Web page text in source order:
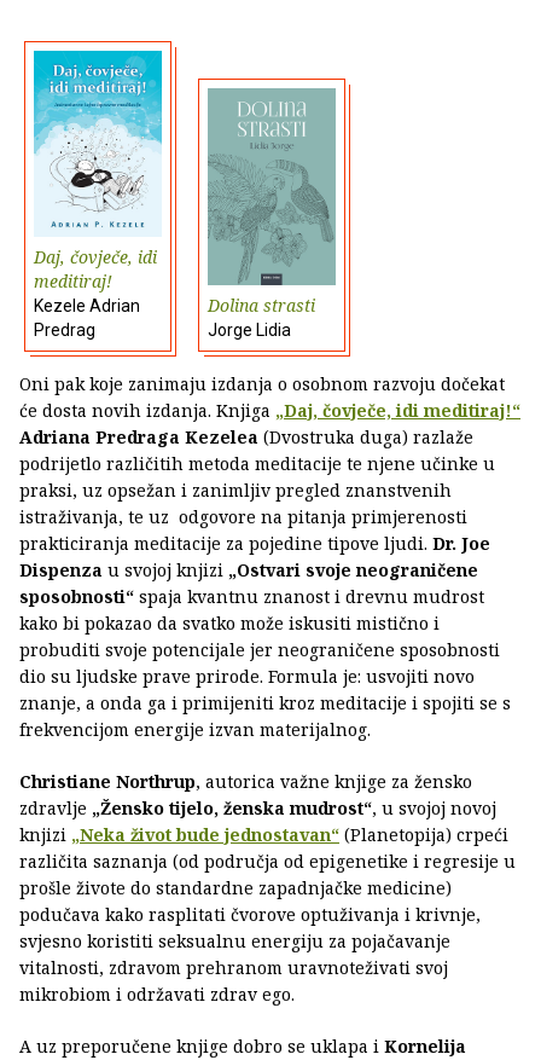
Daj, čovječe, idi
meditiraj!
Kezele Adrian
Predrag
Dolina strasti
Jorge Lidia
Oni pak koje zanimaju izdanja o osobnom razvoju dočekat
će dosta novih izdanja. Knjiga „Daj, čovječe, idi meditiraj!“
Adriana Predraga Kezelea (Dvostruka duga) razlaže
podrijetlo različitih metoda meditacije te njene učinke u
praksi, uz opsežan i zanimljiv pregled znanstvenih
istraživanja, te uz odgovore na pitanja primjerenosti
prakticiranja meditacije za pojedine tipove ljudi. Dr. Joe
Dispenza u svojoj knjizi „Ostvari svoje neograničene
sposobnosti“ spaja kvantnu znanost i drevnu mudrost
kako bi pokazao da svatko može iskusiti mistično i
probuditi svoje potencijale jer neograničene sposobnosti
dio su ljudske prave prirode. Formula je: usvojiti novo
znanje, a onda ga i primijeniti kroz meditacije i spojiti se s
frekvencijom energije izvan materijalnog.
Christiane Northrup, autorica važne knjige za žensko
zdravlje „Žensko tijelo, ženska mudrost“, u svojoj novoj
knjizi „Neka život bude jednostavan“ (Planetopija) crpeći
različita saznanja (od područja od epigenetike i regresije u
prošle živote do standardne zapadnjačke medicine)
podučava kako rasplitati čvorove optuživanja i krivnje,
svjesno koristiti seksualnu energiju za pojačavanje
vitalnosti, zdravom prehranom uravnoteživati svoj
mikrobiom i održavati zdrav ego.
A uz preporučene knjige dobro se uklapa i Kornelija